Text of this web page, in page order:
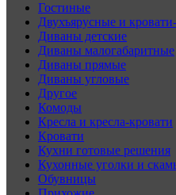
Гостиные
Двухъярусные и
Диваны детские
Диваны малогабаритные
Диваны прямые
Диваны угловые
Другое
Комоды
Кресла и кресла-кровати
Кровати
Кухни готовые решения
Кухонные уголки и
Обувницы